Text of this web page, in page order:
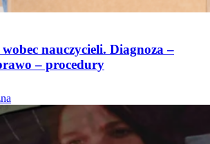
nauczycieli. Diagnoza –
– procedury